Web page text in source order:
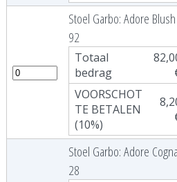
Stoel Garbo: Adore Blush
92
Totaal
bedrag
VOORSCHOT
TE BETALEN
(10%)
Stoel Garbo: Adore
28